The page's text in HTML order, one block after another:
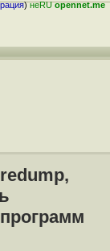
)неRUopennet.me